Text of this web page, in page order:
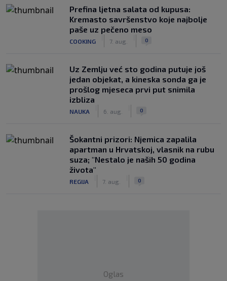
Prefina ljetna salata od kupusa:
Kremasto savršenstvo koje najbolje
paše uz pečeno meso
COOKING 7. aug. 0
Uz Zemlju već sto godina putuje još
jedan objekat, a kineska sonda ga je
prošlog mjeseca prvi put snimila
izbliza
NAUKA 6. aug. 0
Šokantni prizori: Njemica zapalila
apartman u Hrvatskoj, vlasnik na rubu
suza; "Nestalo je naših 50 godina
života"
REGIJA 7. aug. 0
Oglas